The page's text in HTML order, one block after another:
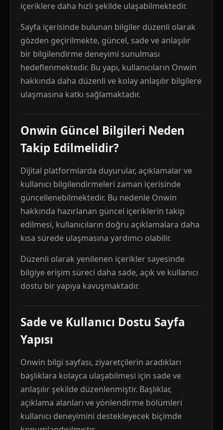
içeriklere daha hızlı şekilde ulaşabilmektedir.
Sayfa içerisinde bulunan bilgiler düzenli olarak
gözden geçirilmekte, güncel, sade ve anlaşılır
bir bilgilendirme deneyimi sunulması
hedeflenmektedir. Bu yapı, kullanıcıların Onwin
hakkında daha düzenli ve kolay anlaşılır bilgilere
ulaşmasına katkı sağlamaktadır.
Onwin Güncel Bilgileri Neden
Takip Edilmelidir?
Dijital platformlarda duyurular, açıklamalar ve
kullanıcı bilgilendirmeleri zaman içerisinde
güncellenebilmektedir. Bu nedenle Onwin
hakkında hazırlanan güncel içeriklerin takip
edilmesi, kullanıcıların doğru açıklamalara daha
kısa sürede ulaşmasına yardımcı olabilir.
Düzenli olarak yenilenen içerikler sayesinde
bilgiye erişim süreci daha sade, açık ve kullanıcı
dostu bir yapıya kavuşmaktadır.
Sade ve Kullanıcı Dostu Sayfa
Yapısı
Onwin bilgi sayfası, ziyaretçilerin aradıkları
başlıklara kolayca ulaşabilmesi için sade ve
anlaşılır şekilde düzenlenmiştir. Başlıklar,
açıklama alanları ve yönlendirme bölümleri
kullanıcı deneyimini destekleyecek biçimde